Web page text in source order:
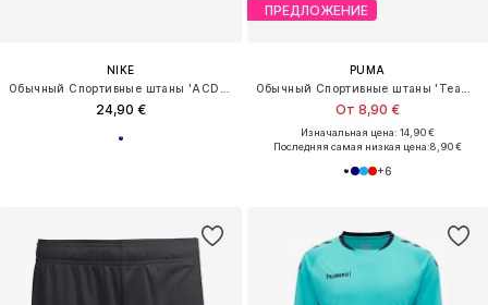
NIKE
24,90 €
ПРЕДЛОЖЕНИЕ
PUMA
От 8,90 €
Изначальная цена: 14,90 €
Последняя самая низкая цена:8,90 €
+6